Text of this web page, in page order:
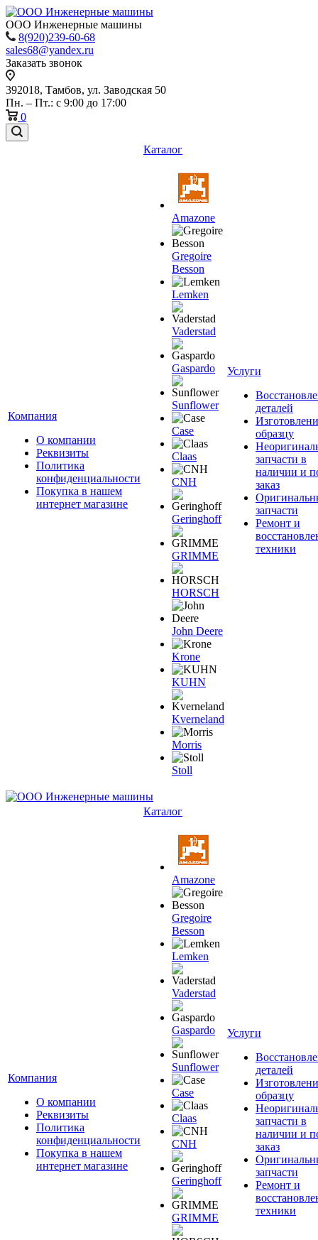
ООО Инженерные машины
8(920)239-60-68
sales68@yandex.ru
Заказать звонок
392018, Тамбов, ул. Заводская 50
Пн. – Пт.: с 9:00 до 17:00
0
Компания
О компании
Реквизиты
Политика
конфиденциальности
Покупка в нашем
интернет магазине
Каталог
Amazone
Gregoire
Besson
Lemken
Vaderstad
Gaspardo
Sunflower
Case
Claas
CNH
Geringhoff
GRIMME
HORSCH
John Deere
Krone
KUHN
Kverneland
Morris
Stoll
Услуги
деталей
образцу
запчасти в
наличии и
заказ
запчасти
Ремонт и
техники
Компания
О компании
Реквизиты
Политика
конфиденциальности
Покупка в нашем
интернет магазине
Каталог
Amazone
Gregoire
Besson
Lemken
Vaderstad
Gaspardo
Sunflower
Case
Claas
CNH
Geringhoff
GRIMME
Услуги
деталей
образцу
запчасти в
наличии и
заказ
запчасти
Ремонт и
техники